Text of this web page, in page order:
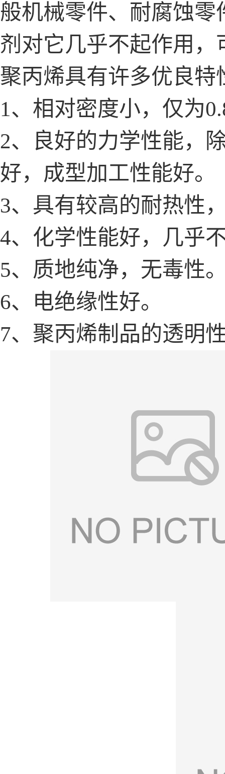
般机械零件、耐腐蚀
剂对它几乎不起作用，
聚丙烯具有许多优良特
1、相对密度小，仅为
2、良好的力学性能，
好，成型加工性能好。
3、具有较高的耐热性
4、化学性能好，几乎
5、质地纯净，无毒性
6、电绝缘性好。
7、聚丙烯制品的透明